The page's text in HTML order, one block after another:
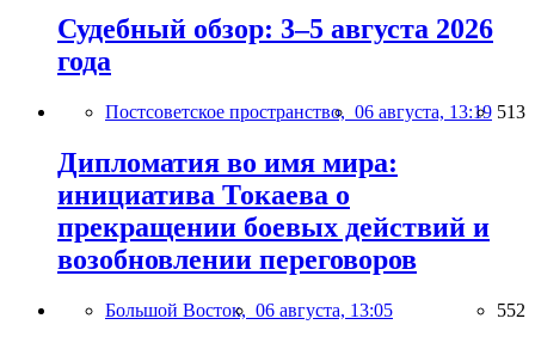
Судебный обзор: 3–5 августа 2026
года
Постсоветское пространство, 06 августа, 13:19 513
Дипломатия во имя мира:
инициатива Токаева о
прекращении боевых действий и
возобновлении переговоров
Большой Восток, 06 августа, 13:05 552